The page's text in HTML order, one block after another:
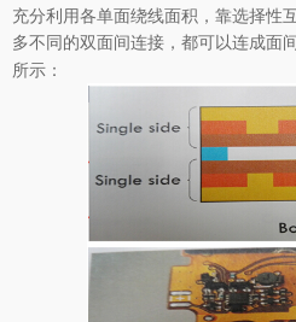
充分利用各单面绕线面积，靠选择性
多不同的双面间连接，都可以连成面
所示：